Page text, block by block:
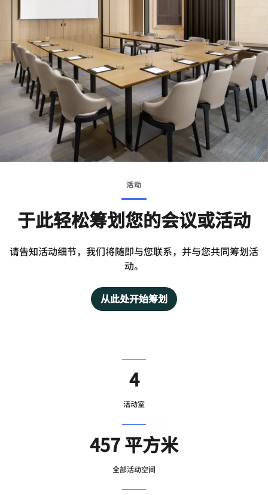
活动
于此轻松筹划您的会议或活动
请告知活动细节，我们将随即与您联系，并与您共同筹划活
动。
从此处开始筹划
4
活动室
457 平方米
全部活动空间